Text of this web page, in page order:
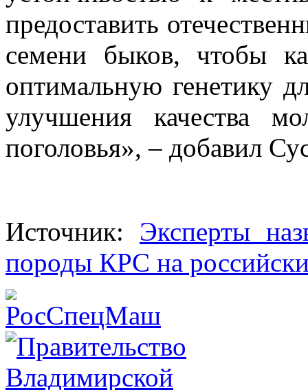
предоставить
семени быков, чтобы
оптимальную генетику
улучшения качества
поголовья», – добавил
Источник: Эксперты
породы КРС на